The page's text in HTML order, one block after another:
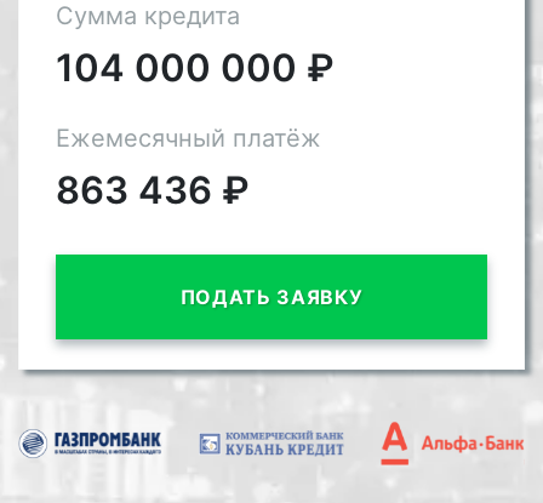
Сумма кредита
104 000 000 ₽
Ежемесячный платёж
863 436 ₽
ПОДАТЬ ЗАЯВКУ